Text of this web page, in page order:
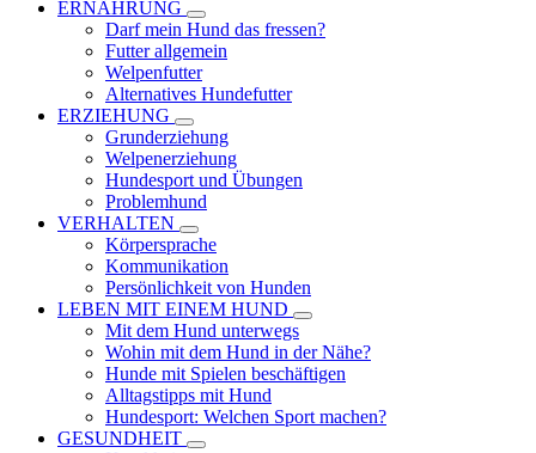
ERNÄHRUNG
Darf mein Hund das fressen?
Futter allgemein
Welpenfutter
Alternatives Hundefutter
ERZIEHUNG
Grunderziehung
Welpenerziehung
Hundesport und Übungen
Problemhund
VERHALTEN
Körpersprache
Kommunikation
Persönlichkeit von Hunden
LEBEN MIT EINEM HUND
Mit dem Hund unterwegs
Wohin mit dem Hund in der Nähe?
Hunde mit Spielen beschäftigen
Alltagstipps mit Hund
Hundesport: Welchen Sport machen?
GESUNDHEIT